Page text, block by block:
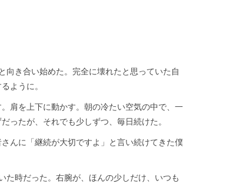
向き合い始めた。完全に壊れたと思っていた自
ように。
肩を上下に動かす。朝の冷たい空気の中で、一
ったが、それでも少しずつ、毎日続けた。
んに「継続が大切ですよ」と言い続けてきた僕
た時だった。右腕が、ほんの少しだけ、いつも